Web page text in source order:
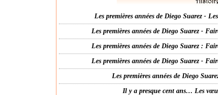
Les premières années de Diego Suarez -
Les premières années de Diego Suarez -
Les premières années de Diego Suarez :
Les premières années de Diego Suarez -
Les premières années de Diego
Il y a presque cent ans… Les